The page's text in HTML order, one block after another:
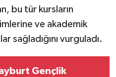
bu tür kursların
ve akademik
sağladığını vurguladı.
Gençlik